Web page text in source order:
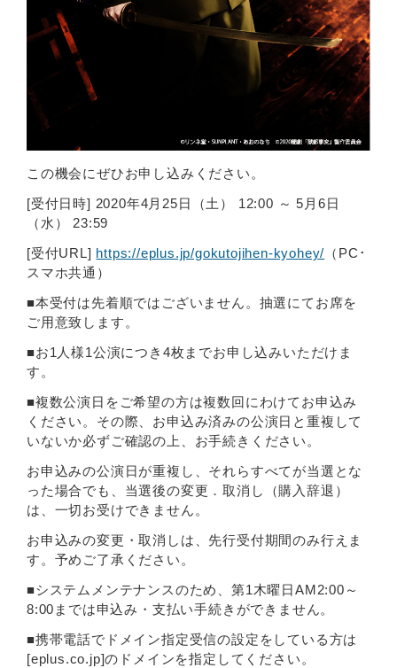
この機会にぜひお申し込みください。
[受付日時] 2020年4月25日（土） 12:00 ～ 5月6日
（水） 23:59
[受付URL] https://eplus.jp/gokutojihen-kyohey/ （PC･
スマホ共通）
■本受付は先着順ではございません。抽選にてお席を
ご用意致します。
■お1人様1公演につき4枚までお申し込みいただけま
す。
■複数公演日をご希望の方は複数回にわけてお申込み
ください。その際、お申込み済みの公演日と重複して
いないか必ずご確認の上、お手続きください。
お申込みの公演日が重複し、それらすべてが当選とな
った場合でも、当選後の変更．取消し（購入辞退）
は、一切お受けできません。
お申込みの変更・取消しは、先行受付期間のみ行えま
す。予めご了承ください。
■システムメンテナンスのため、第1木曜日AM2:00～
8:00までは申込み・支払い手続きができません。
■携帯電話でドメイン指定受信の設定をしている方は
[eplus.co.jp]のドメインを指定してください。